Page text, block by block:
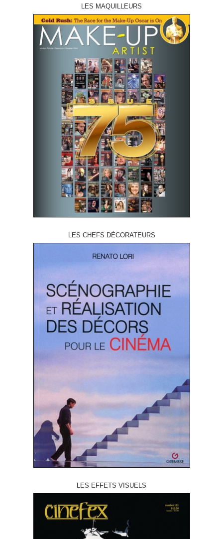
LES MAQUILLEURS
LES CHEFS DÉCORATEURS
LES EFFETS VISUELS